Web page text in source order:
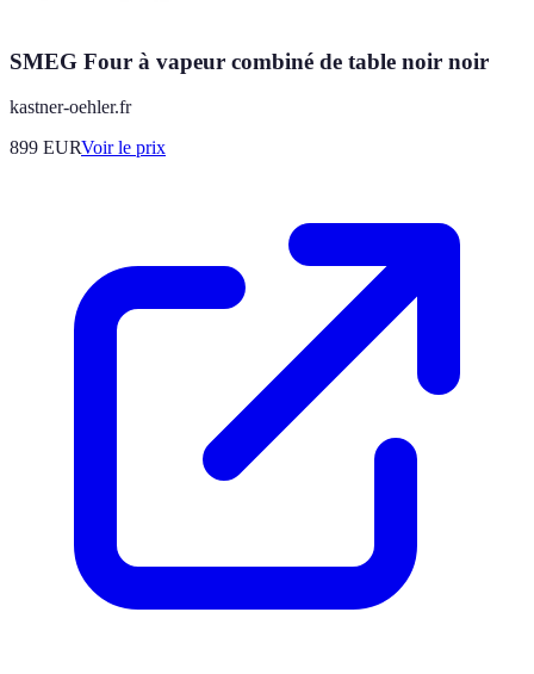
SMEG Four à vapeur combiné de table noir noir
kastner-oehler.fr
899 EURVoir le prix